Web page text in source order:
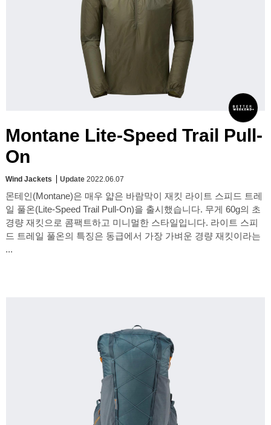
Montane Lite-Speed Trail Pull-
On
Wind Jackets Update 2022.06.07
몬테인(Montane)은 매우 얇은 바람막이 재킷 라이트 스피드 트레
일 풀온(Lite-Speed Trail Pull-On)을 출시했습니다. 무게 60g의 초
경량 재킷으로 콤팩트하고 미니멀한 스타일입니다. 라이트 스피
드 트레일 풀온의 특징은 동급에서 가장 가벼운 경량 재킷이라는
...